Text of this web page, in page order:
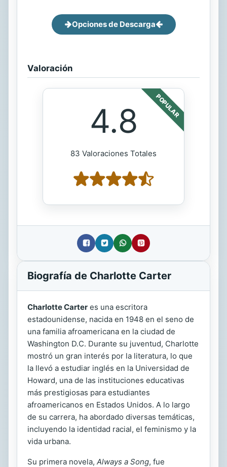
Opciones de Descarga
Valoración
POPULAR
4.8
83 Valoraciones Totales
Biografía de Charlotte Carter
Charlotte Carter es una escritora
estadounidense, nacida en 1948 en el seno de
una familia afroamericana en la ciudad de
Washington D.C. Durante su juventud, Charlotte
mostró un gran interés por la literatura, lo que
la llevó a estudiar inglés en la Universidad de
Howard, una de las instituciones educativas
más prestigiosas para estudiantes
afroamericanos en Estados Unidos. A lo largo
de su carrera, ha abordado diversas temáticas,
incluyendo la identidad racial, el feminismo y la
vida urbana.
Su primera novela, Always a Song, fue